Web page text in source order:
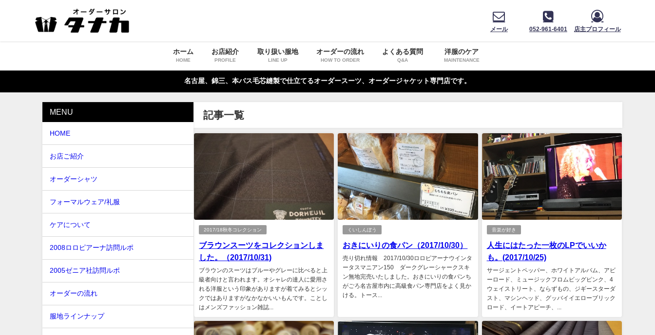
メール 052-961-6401 店主プロフィール
ホーム
HOME
お店紹介
PROFILE
取り扱い服地
LINE UP
オーダーの流れ
HOW TO ORDER
よくある質問
Q&A
洋服のケア
MAINTENANCE
名古屋、錦三、本バス毛芯縫製で仕立てるオーダースーツ、オーダージャケット専門店です。
記事一覧
2017/18秋冬コレクション
ブラウンスーツをコレクションしま
した。（2017/10/31)
ブラウンのスーツはブルーやグレーに比べると上
級者向けと言われます。オシャレの達人に愛用さ
れる洋服という印象がありますが着てみるとシッ
クではありますがなかなかいいもんです。ことし
はメンズファッション雑誌...
くいしんぼう
おきにいりの食パン（2017/10/30）
売り切れ情報 2017/10/30ロロピアーナウインタ
ータスマニアン150 ダークグレーシャークスキ
ン無地完売いたしました。おきにいりの食パンち
がごろ名古屋市内に高級食パン専門店をよく見か
ける。トース...
音楽が好き
人生にはたった一枚のLPでいいか
も。(2017/10/25)
サージェントペッパー、ホワイトアルバム、アビ
ーロード、ミュージックフロムビッグピンク、4
ウェイストリート、ならずもの、ジギースターダ
スト、マシンヘッド、グッバイイエローブリック
ロード、イートアピーチ、...
MENU
HOME
お店ご紹介
オーダーシャツ
フォーマルウェア/礼服
ケアについて
2008ロロピアーナ訪問ルポ
2005ゼニア社訪問ルポ
オーダーの流れ
服地ラインナップ